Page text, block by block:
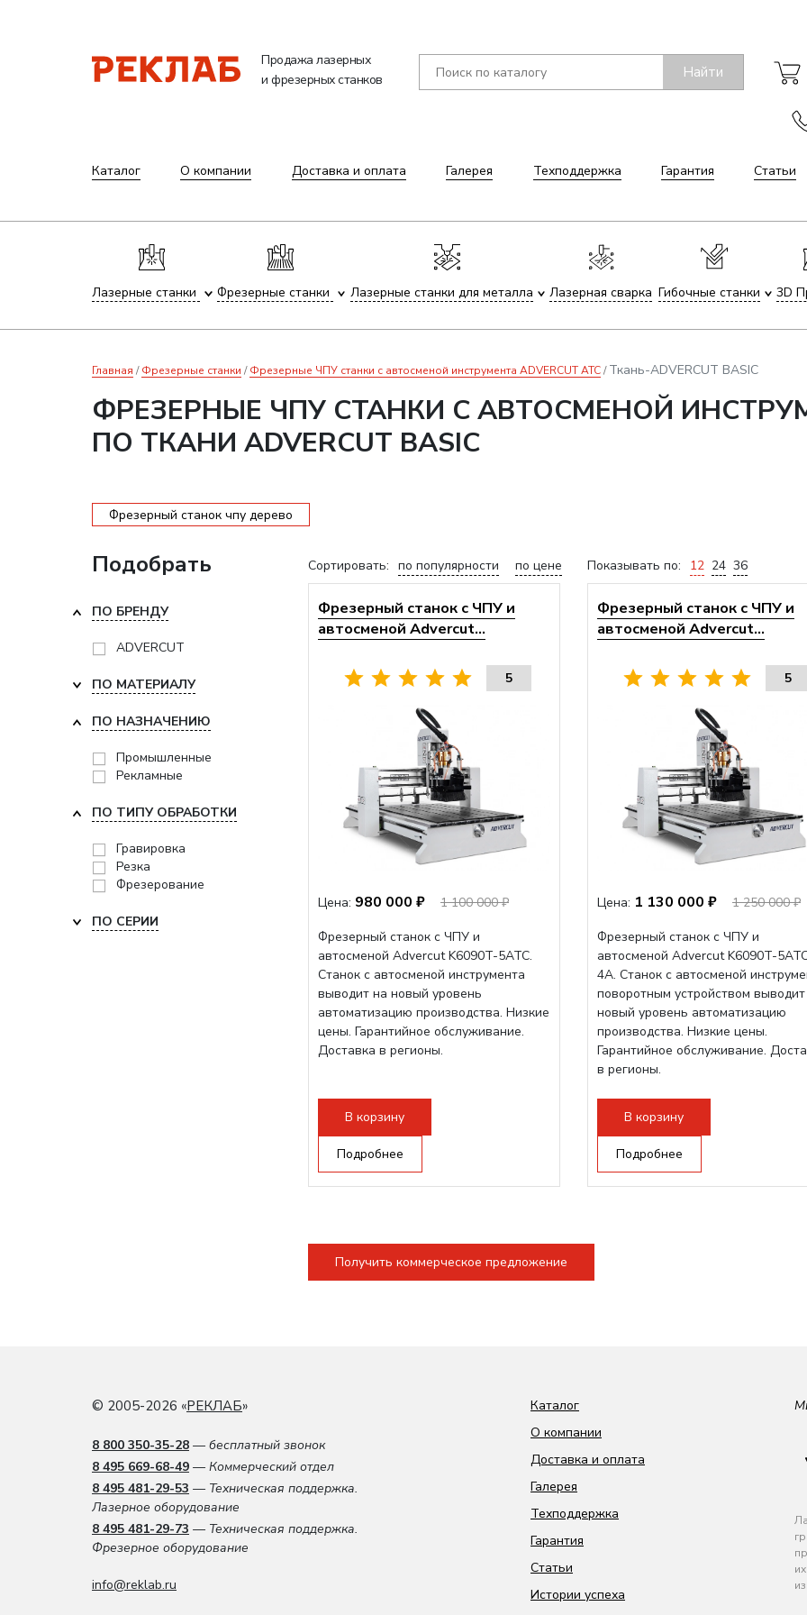
Продажа лазерных
и фрезерных станков
Найти
Каталог О компании Доставка и оплата Галерея Техподдержка Гарантия Статьи
Лазерные станки Фрезерные станки Лазерные станки для металла Лазерная сварка Гибочные станки 3D
Главная Фрезерные станки Фрезерные ЧПУ станки с автосменой инструмента ADVERCUT ATC Ткань-ADVERCUT BASIC
ФРЕЗЕРНЫЕ ЧПУ СТАНКИ С АВТОСМЕНОЙ
ПО ТКАНИ ADVERCUT BASIC
Фрезерный станок чпу дерево
Сортировать: по популярности по цене Показывать по: 12 24 36
Фрезерный станок с ЧПУ и
автосменой Advercut...
5
Цена: 980 000 ₽
1 100 000 ₽
Фрезерный станок с ЧПУ и
автосменой Advercut K6090T-5ATC.
Станок с автосменой инструмента
выводит на новый уровень
автоматизацию производства. Низкие
цены. Гарантийное обслуживание.
Доставка в регионы.
В корзину
Подробнее
Фрезерный станок с ЧПУ и
автосменой Advercut...
5
Цена: 1 130 000 ₽
1 250 000 ₽
Фрезерный станок с ЧПУ и
автосменой Advercut K6090T-
4A. Станок с автосменой
поворотным устройством
новый уровень автоматизацию
производства. Низкие цены.
Гарантийное обслуживание.
в регионы.
В корзину
Подробнее
Получить коммерческое предложение
Подобрать
ПО БРЕНДУ
ADVERCUT
ПО МАТЕРИАЛУ
ПО НАЗНАЧЕНИЮ
Промышленные
Рекламные
ПО ТИПУ ОБРАБОТКИ
Гравировка
Резка
Фрезерование
ПО СЕРИИ
© 2005-2026 «РЕКЛАБ»
8 800 350-35-28 — бесплатный звонок
8 495 669-68-49 — Коммерческий отдел
8 495 481-29-53 — Техническая поддержка.
Лазерное оборудование
8 495 481-29-73 — Техническая поддержка.
Фрезерное оборудование
info@reklab.ru
Каталог
О компании
Доставка и оплата
Галерея
Техподдержка
Гарантия
Статьи
Истории успеха